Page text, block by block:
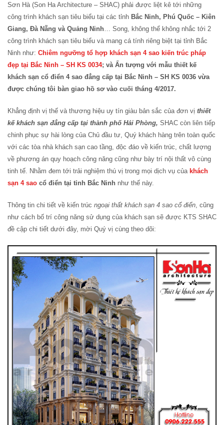
Sơn Hà (Son Ha Architecture – SHAC) phải được liệt kê tới những
công trình khách sạn tiêu biểu tại các tỉnh Bắc Ninh, Phú Quốc – Kiên
Giang, Đà Nẵng và Quảng Ninh … Song, không thể không nhắc tới 2
công trình khách sạn tiêu biểu và mang cá tính riêng biệt tại tỉnh Bắc
Ninh như: Chiêm ngưỡng tổ hợp khách sạn 4 sao kiến trúc pháp
đẹp tại Bắc Ninh – SH KS 0034; và Ấn tượng với mẫu thiết kế
khách sạn cổ điển 4 sao đẳng cấp tại Bắc Ninh – SH KS 0036 vừa
được chúng tôi bàn giao hồ sơ vào cuối tháng 4/2017.
Khẳng định vị thế và thương hiệu uy tín giàu bản sắc của đơn vị thiết
kế khách sạn đẳng cấp tại thành phố Hải Phòng, SHAC còn liên tiếp
chinh phục sự hài lòng của Chủ đầu tư, Quý khách hàng trên toàn quốc
với các tòa nhà khách sạn cao tầng, độc đáo về kiến trúc, chất lượng
về phương án quy hoạch công năng cũng như bày trí nội thất vô cùng
tinh tế. Nhằm đem tới trải nghiệm thú vị trong mọi dịch vụ của khách
sạn 4 sao cổ điển tại tỉnh Bắc Ninh như thế này.
Thông tin chi tiết về kiến trúc ngoại thất khách sạn 4 sao cổ điển , cũng
như cách bố trí công năng sử dụng của khách sạn sẽ được KTS SHAC
đề cập chi tiết dưới đây, mời Quý vị cùng theo dõi: